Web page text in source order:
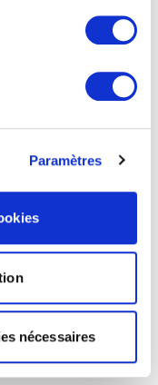
Paramètres
nécessaires